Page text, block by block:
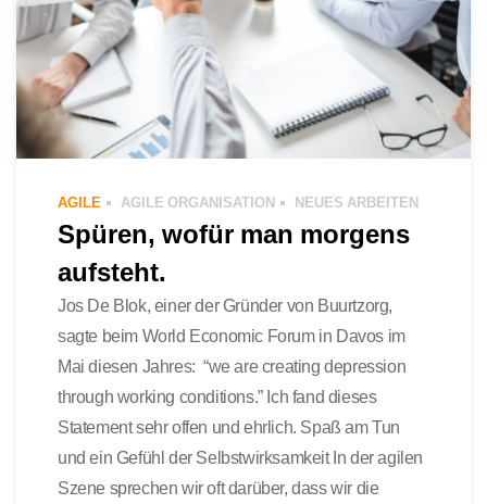
AGILE AGILE ORGANISATION NEUES ARBEITEN
Spüren, wofür man morgens
aufsteht.
Jos De Blok, einer der Gründer von Buurtzorg,
sagte beim World Economic Forum in Davos im
Mai diesen Jahres: “we are creating depression
through working conditions.” Ich fand dieses
Statement sehr offen und ehrlich. Spaß am Tun
und ein Gefühl der Selbstwirksamkeit In der agilen
Szene sprechen wir oft darüber, dass wir die